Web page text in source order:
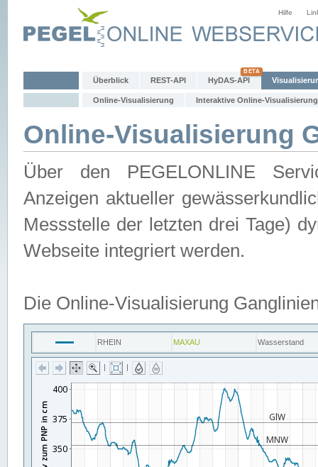
Hilfe
Überblick REST-API HyDAS-API
Online-Visualisierung Interaktive Online-Visualisierung
Online-Visualisierung
Über den PEGELONLINE
Anzeigen aktueller
Messstelle der letzten drei Tage)
Webseite integriert werden.
Die Online-Visualisierung